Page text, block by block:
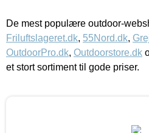
De mest populære outdoor-
Friluftslageret.dk, 55Nord.dk,
OutdoorPro.dk, Outdoorstore.dk
et stort sortiment til gode priser.